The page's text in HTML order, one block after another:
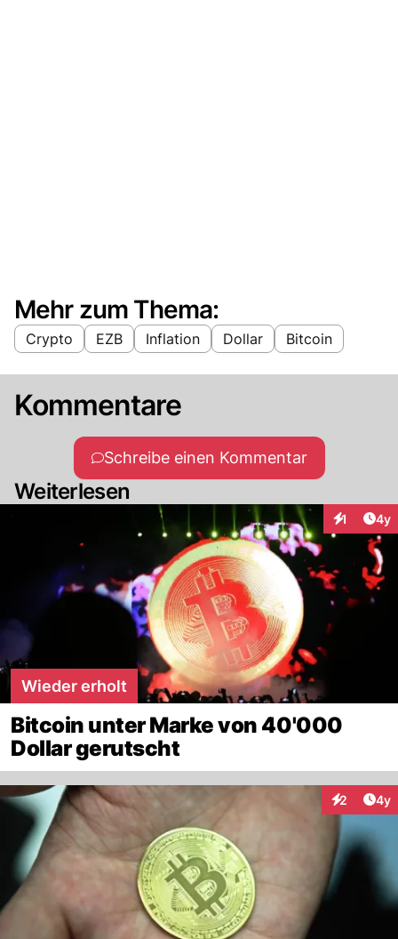
Mehr zum Thema:
Crypto EZB Inflation Dollar Bitcoin
Kommentare
Schreibe einen Kommentar
Weiterlesen
1 4y
Wieder erholt
Bitcoin unter Marke von 40'000
Dollar gerutscht
2 4y